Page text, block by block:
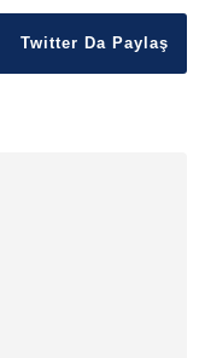
Twitter Da Paylaş